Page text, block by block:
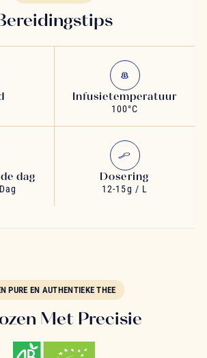
Infusietemperatuur
100°C
dag Dosering
12-15g / L
PURE EN AUTHENTIEKE THEE
Met Precisie